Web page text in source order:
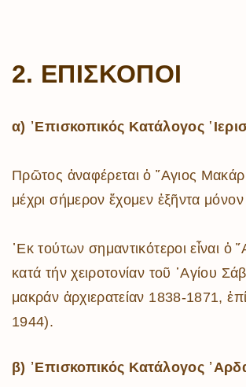
2. ΕΠΙΣΚΟΠΟΙ
α) ᾿Επισκοπικός Κατάλογος
Πρῶτος ἀναφέρεται ὁ ῞Αγιος
μέχρι σήμερον ἔχομεν ἑξῆντα
᾿Εκ τούτων σημαντικότεροι εἶναι
κατά τήν χειροτονίαν τοῦ ῾Αγίου
μακράν ἀρχιερατείαν 1838-1871,
1944).
β) ᾿Επισκοπικός Κατάλογος